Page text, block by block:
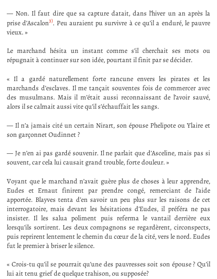
— Non. Il faut dire que sa capture datait, dans l’hiver un an après la
prise d’Ascalon3). Peu auraient pu survivre à ce qu’il a enduré, le pauvre
vieux. »
Le marchand hésita un instant comme s’il cherchait ses mots ou
répugnait à continuer sur son idée, pourtant il finit par se décider.
« Il a gardé naturellement forte rancune envers les pirates et les
marchands d’esclaves. Il me tançait souventes fois de commercer avec
des musulmans. Mais il m’était aussi reconnaissant de l’avoir sauvé,
alors il se calmait aussi vite qu’il s’échauffait les sangs.
— Il n’a jamais cité un certain Nirart, son épouse Phelipote ou Ylaire et
son garçonnet Oudinnet ?
— Je n’en ai pas gardé souvenir. Il ne parlait que d’Asceline, mais pas si
souvent, car cela lui causait grand trouble, forte douleur. »
Voyant que le marchand n’avait guère plus de choses à leur apprendre,
Eudes et Ernaut finirent par prendre congé, remerciant de l’aide
apportée. Blayves tenta d’en savoir un peu plus sur les raisons de cet
interrogatoire, mais devant les hésitations d’Eudes, il préféra ne pas
insister. Il les salua poliment puis referma le vantail derrière eux
lorsqu’ils sortirent. Les deux compagnons se regardèrent, circonspects,
puis reprirent lentement le chemin du cœur de la cité, vers le nord. Eudes
fut le premier à briser le silence.
« Crois-tu qu’il se pourrait qu’une des pauvresses soit son épouse ? Qu’il
lui ait tenu grief de quelque trahison, ou supposée?